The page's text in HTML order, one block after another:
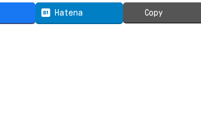
Hatena Copy